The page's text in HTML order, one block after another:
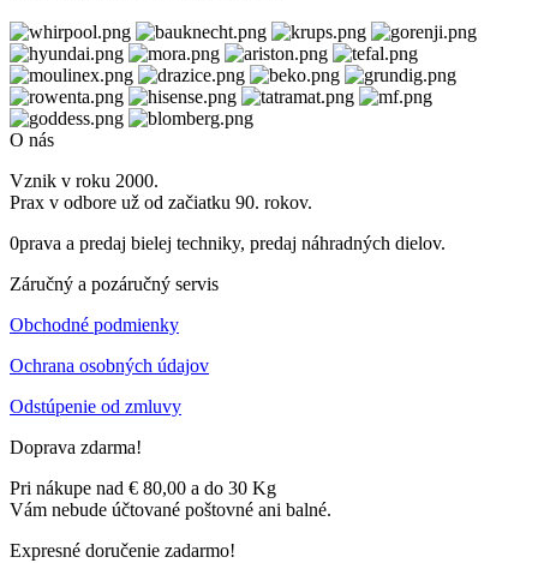
O nás
Vznik v roku 2000.
Prax v odbore už od začiatku 90. rokov.
0prava a predaj bielej techniky, predaj náhradných dielov.
Záručný a pozáručný servis
Obchodné podmienky
Ochrana osobných údajov
Odstúpenie od zmluvy
Doprava zdarma!
Pri nákupe nad € 80,00 a do 30 Kg
Vám nebude účtované poštovné ani balné.
Expresné doručenie zadarmo!